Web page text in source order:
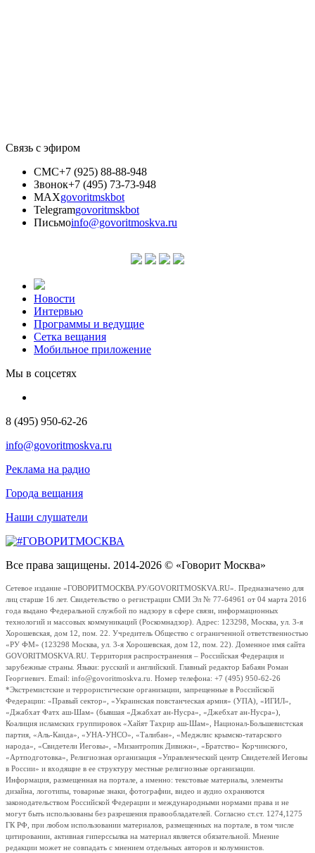
Связь с эфиром
СМС+7 (925) 88-88-948
Звонок+7 (495) 73-73-948
MAXgovoritmskbot
Telegramgovoritmskbot
Письмоinfo@govoritmoskva.ru
Новости
Интервью
Программы и ведущие
Сетка вещания
Мобильное приложение
Мы в соцсетях
8 (495) 950-62-26
info@govoritmoskva.ru
Реклама на радио
Города вещания
Наши слушатели
Все права защищены. 2014-2026 © «Говорит Москва»
Сетевое издание «ГОВОРИТМОСКВА.РУ/GOVORITMOSKVA.RU». Предназначено для
лиц старше 16 лет. Свидетельство о регистрации СМИ Эл № 77-64961 от 04 марта 2016
года выдано Федеральной службой по надзору в сфере связи, информационных
технологий и массовых коммуникаций (Роскомнадзор). Адрес: 123298, Москва, ул. 3-я
Хорошевская, дом 12, пом. 22. Учредитель Общество с ограниченной ответственностью
«РУ ФМ» (123298 Москва, ул. 3-я Хорошевская, дом 12, пом. 22). Доменное имя сайта
GOVORITMOSKVA.RU. Территория распространения – Российская Федерация и
зарубежные страны. Языки: русский и английский. Главный редактор Бабаян Роман
Георгиевич. Email: info@govoritmoskva.ru. Номер телефона: +7 (495) 950-62-26
*Экстремистские и террористические организации, запрещенные в Российской
Федерации: «Правый сектор», «Украинская повстанческая армия» (УПА), «ИГИЛ»,
«Джабхат Фатх аш-Шам» (бывшая «Джабхат ан-Нусра», «Джебхат ан-Нусра»),
Коалиция исламских группировок «Хайят Тахрир аш-Шам», Национал-Большевистская
партия, «Аль-Каида», «УНА-УНСО», «Талибан», «Меджлис крымско-татарского
народа», «Свидетели Иеговы», «Мизантропик Дивижн», «Братство» Корчинского,
«Артподготовка», Религиозная организация «Управленческий центр Свидетелей Иеговы
в России» и входящие в ее структуру местные религиозные организации.
Информация, размещенная на портале, а именно: текстовые материалы, элементы
дизайна, логотипы, товарные знаки, фотографии, видео и аудио охраняются
законодательством Российской Федерации и международными нормами права и не
могут быть использованы без разрешения правообладателей. Согласно ст.ст. 1274,1275
ГК РФ, при любом использовании материалов, размещенных на портале, в том числе
цитировании, активная гиперссылка на материал является обязательной. Мнение
редакции может не совпадать с мнением отдельных авторов и колумнистов.